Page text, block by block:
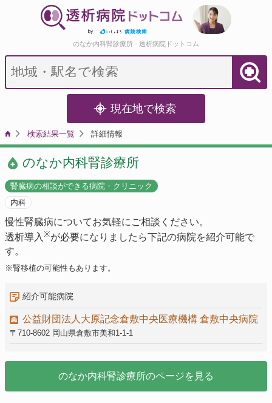
のなか内科腎診療所 - 透析病院ドットコム
現在地で検索
検索結果一覧 詳細情報
のなか内科腎診療所
腎臓病の相談ができる病院・クリニック
内科
慢性腎臓病についてお気軽にご相談ください。
透析導入※が必要になりましたら下記の病院を紹介可能で
す。
※腎移植の可能性もあります。
紹介可能病院
公益財団法人大原記念倉敷中央医療機構 倉敷中央病院
〒710-8602 岡山県倉敷市美和1-1-1
のなか内科腎診療所のページを見る